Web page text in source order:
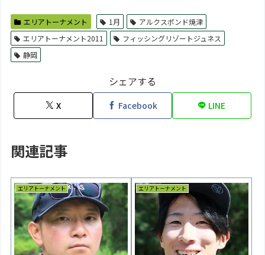
エリアトーナメント 1月
アルクスポンド焼津
エリアトーナメント2011
フィッシングリゾートジュネス
静岡
シェアする
X Facebook LINE
関連記事
エリアトーナメント エリアトーナメント